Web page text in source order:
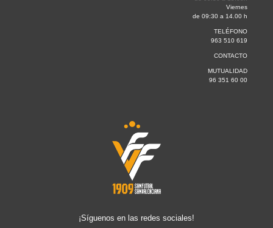
Viernes
de 09:30 a 14.00 h
TELÉFONO
963 510 619
CONTACTO
MUTUALIDAD
96 351 60 00
¡Síguenos en las redes sociales!